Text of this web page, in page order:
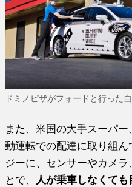
ドミノピザがフォードと行った
また、米国の大手スーパ
動運転での配達に取り組
ジーに、センサーやカメ
とで、
人が乗車しなくて